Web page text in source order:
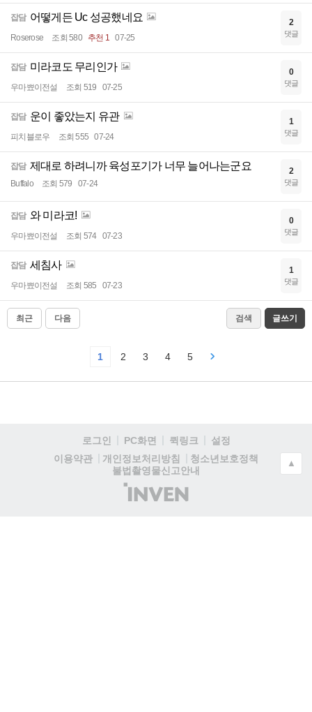
잡담 어떻게든 Uc 성공했네요
Roserose 조회 580 추천 1 07-25
2
댓글
잡담 미라코도 무리인가
우마뾰이전설 조회 519 07-25
0
댓글
잡담 운이 좋았는지 유관
피치블로우 조회 555 07-24
1
댓글
잡담 제대로 하려니까 육성포기가 너무 늘어나는군요
Buffalo 조회 579 07-24
2
댓글
잡담 와 미라코!
우마뾰이전설 조회 574 07-23
0
댓글
잡담 세침사
우마뾰이전설 조회 585 07-23
1
댓글
최근 다음 검색 글쓰기
1 2 3 4 5
로그인 PC화면 퀵링크
설정
이용약관
개인정보처리방침
청소년보호정책
불법촬영물신고안내
(주)
인
▲